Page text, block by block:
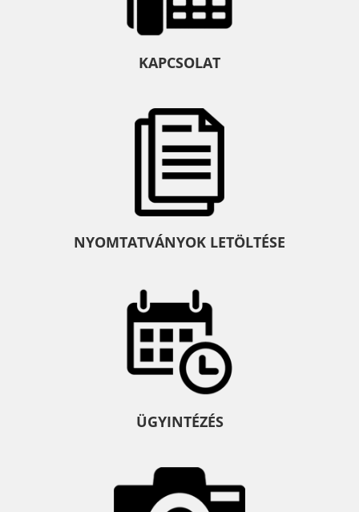
KAPCSOLAT
NYOMTATVÁNYOK LETÖLTÉSE
ÜGYINTÉZÉS